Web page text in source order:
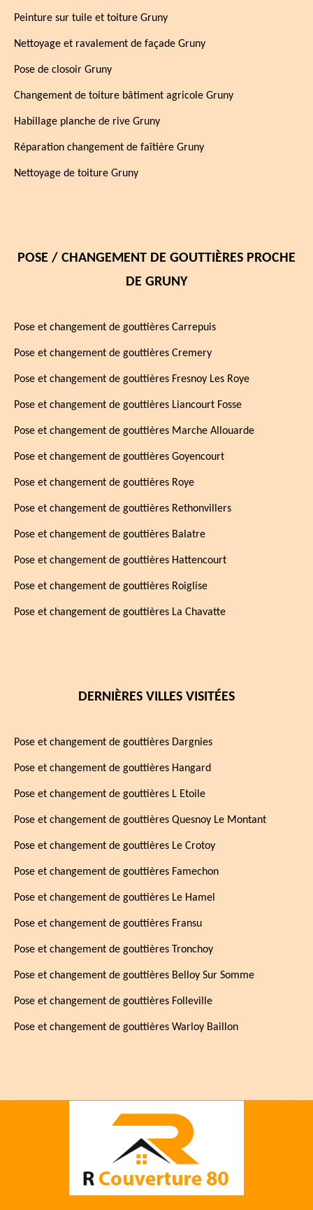
Peinture sur tuile et toiture Gruny
Nettoyage et ravalement de façade Gruny
Pose de closoir Gruny
Changement de toiture bâtiment agricole Gruny
Habillage planche de rive Gruny
Réparation changement de faîtière Gruny
Nettoyage de toiture Gruny
POSE / CHANGEMENT DE GOUTTIÈRES PROCHE
DE GRUNY
Pose et changement de gouttières Carrepuis
Pose et changement de gouttières Cremery
Pose et changement de gouttières Fresnoy Les Roye
Pose et changement de gouttières Liancourt Fosse
Pose et changement de gouttières Marche Allouarde
Pose et changement de gouttières Goyencourt
Pose et changement de gouttières Roye
Pose et changement de gouttières Rethonvillers
Pose et changement de gouttières Balatre
Pose et changement de gouttières Hattencourt
Pose et changement de gouttières Roiglise
Pose et changement de gouttières La Chavatte
DERNIÈRES VILLES VISITÉES
Pose et changement de gouttières Dargnies
Pose et changement de gouttières Hangard
Pose et changement de gouttières L Etoile
Pose et changement de gouttières Quesnoy Le Montant
Pose et changement de gouttières Le Crotoy
Pose et changement de gouttières Famechon
Pose et changement de gouttières Le Hamel
Pose et changement de gouttières Fransu
Pose et changement de gouttières Tronchoy
Pose et changement de gouttières Belloy Sur Somme
Pose et changement de gouttières Folleville
Pose et changement de gouttières Warloy Baillon